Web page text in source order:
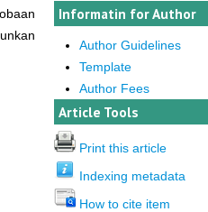
Informatin for Author
Author Guidelines
Template
Author Fees
Article Tools
Print this article
Indexing metadata
How to cite item